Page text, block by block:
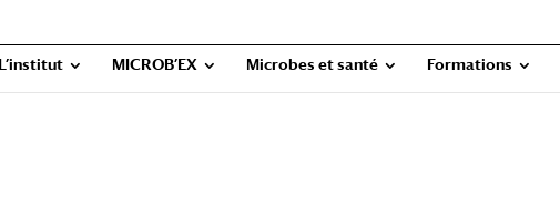
MICROB’EX Microbes et santé Formations